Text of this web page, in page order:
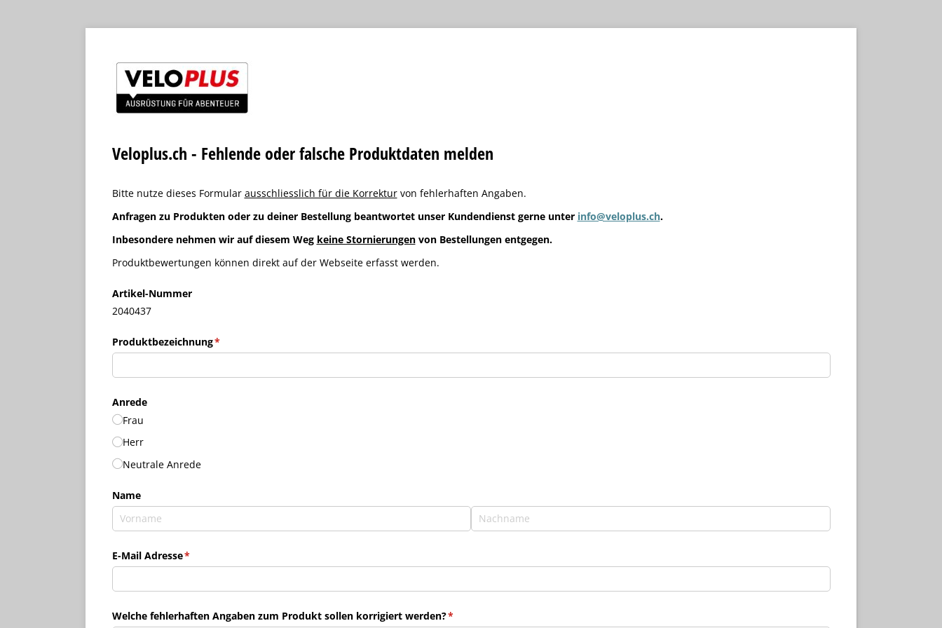
Veloplus.ch - Fehlende oder falsche Produktdaten melden
Bitte nutze dieses Formular ausschliesslich für die Korrekturvon fehlerhaften Angaben.
Anfragen zu Produkten oder zu deiner Bestellung beantwortet unser Kundendienst gerne unter info@veloplus.ch.
Inbesondere nehmen wir auf diesem Weg keine Stornierungenvon Bestellungen entgegen.
Produktbewertungen können direkt auf der Webseite erfasst werden.
Artikel-Nummer
2040437
Produktbezeichnung*
(erforderlich)
Anrede
Frau
Herr
Neutrale Anrede
Name
E-Mail Adresse*
(erforderlich)
Welche fehlerhaften Angaben zum Produkt sollen korrigiert werden?*
(erforderlich)